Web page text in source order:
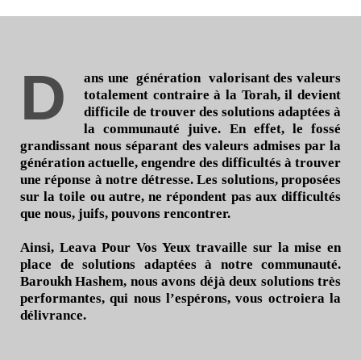
D
ans une génération valorisant des valeurs
totalement contraire à la Torah, il devient
difficile de trouver des solutions adaptées à
la communauté juive. En effet, le fossé
grandissant nous séparant des valeurs admises par la
génération actuelle, engendre des difficultés à trouver
une réponse à notre détresse. Les solutions, proposées
sur la toile ou autre, ne répondent pas aux difficultés
que nous, juifs, pouvons rencontrer.
Ainsi, Leava Pour Vos Yeux travaille sur la mise en
place de solutions adaptées à notre communauté.
Baroukh Hashem, nous avons déjà deux solutions très
performantes, qui nous l’espérons, vous octroiera la
délivrance.